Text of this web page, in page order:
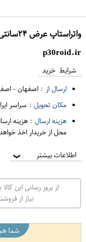
واتراستاپ عرض ۲۴سانتی متر Waterstop
p30roid.ir
شرایط خرید
ارسال از : اصفهان-
مکان تحویل : سراسر
هزینه ارسال : هزینه
محل از خریدار اخذ
اطلاعات بیشتر ❯
از بروز رسانی این
نیاز از
شما